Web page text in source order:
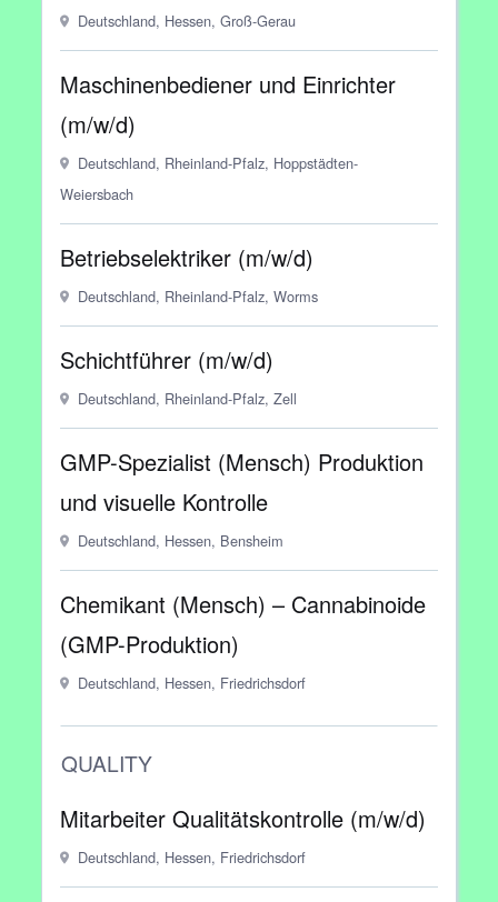
Deutschland, Hessen, Groß-Gerau
Maschinenbediener und Einrichter
(m/w/d)
Deutschland, Rheinland-Pfalz, Hoppstädten-
Weiersbach
Betriebselektriker (m/w/d)
Deutschland, Rheinland-Pfalz, Worms
Schichtführer (m/w/d)
Deutschland, Rheinland-Pfalz, Zell
GMP-Spezialist (Mensch) Produktion
und visuelle Kontrolle
Deutschland, Hessen, Bensheim
Chemikant (Mensch) – Cannabinoide
(GMP-Produktion)
Deutschland, Hessen, Friedrichsdorf
QUALITY
Mitarbeiter Qualitätskontrolle (m/w/d)
Deutschland, Hessen, Friedrichsdorf